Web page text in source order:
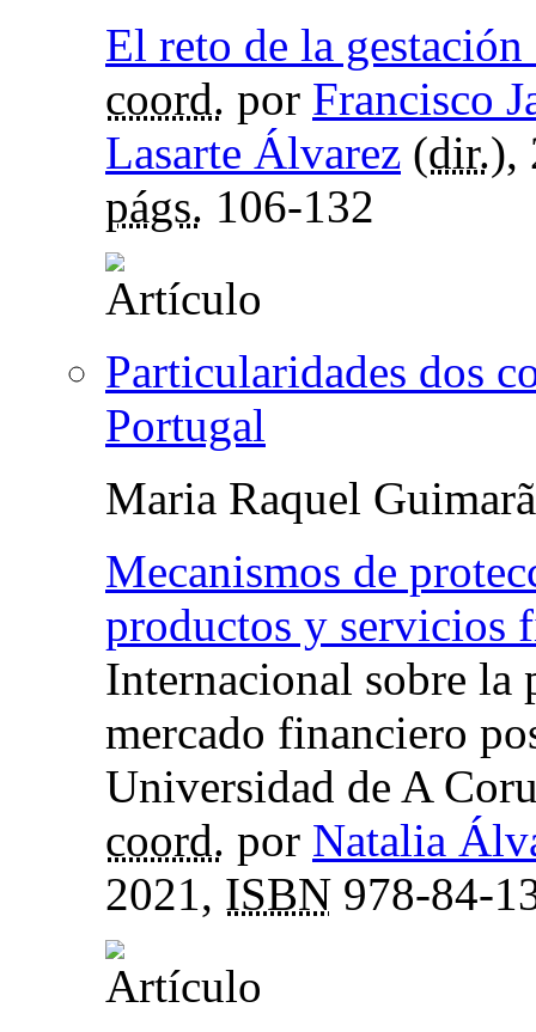
El reto de la gestación
coord. por Francisco
Lasarte Álvarez (dir.),
págs. 106-132
Particularidades dos
Portugal
Maria Raquel
Mecanismos de
productos y servicios
Internacional sobre la
mercado financiero
Universidad de A
coord. por Natalia
2021, ISBN 978-84-